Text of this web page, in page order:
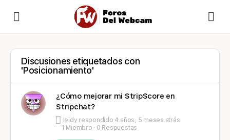
Discusiones etiquetados con
'Posicionamiento'
¿Cómo mejorar mi StripScore en
Stripchat?
leidy respondido 4 años, 5 meses atrás
1 Miembro · 0 Respuestas